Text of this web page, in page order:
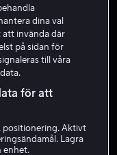
dina val
att invända där
på sidan för
till våra
för att
positionering. Aktivt
Lagra
enhet.